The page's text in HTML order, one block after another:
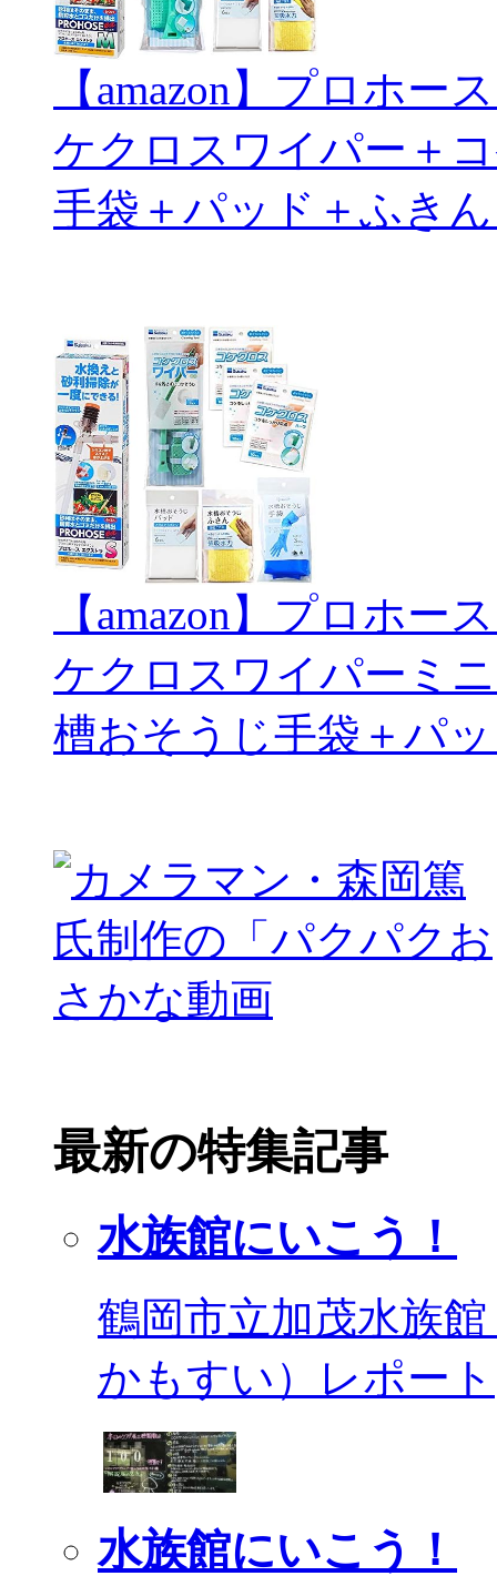
【amazon】プロホ
ケクロスワイパー＋
手袋＋パッド＋ふき
【amazon】プロホー
ケクロスワイパーミ
槽おそうじ手袋＋パ
最新の特集記事
水族館にいこう！
鶴岡市立加茂水族
かもすい）レポート
水族館にいこう！